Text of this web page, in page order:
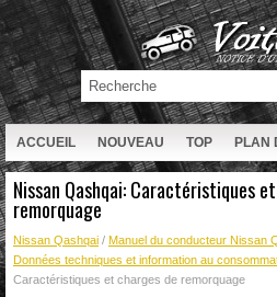
ACCUEIL NOUVEAU TOP PLAN
RECHERCHE
Nissan Qashqai: Caractéristiques
remorquage
Nissan Qashqai / Manuel du conducteur Nissan
Données techniques et information au
Caractéristiques et charges de remorquage